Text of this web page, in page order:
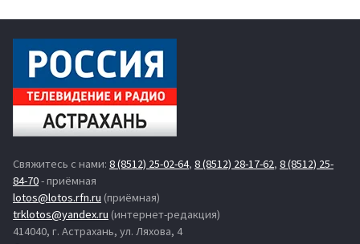
Свяжитесь с нами: 8 (8512) 25-02-64, 8 (8512) 28-17-62, 8 (8512) 25-
84-70- приёмная
lotos@lotos.rfn.ru (приёмная)
trklotos@yandex.ru (интернет-редакция)
414040, г. Астрахань, ул. Ляхова, 4